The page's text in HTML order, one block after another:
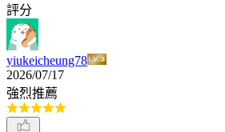
評分
yiukeicheung78
2026/07/17
強烈推薦